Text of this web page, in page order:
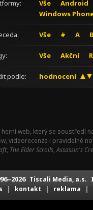
Vše Android
Windows
Vše # A B
Vše Akční
podle: hodnocení
herní web, který se soustředí
videorecenze i pravidelné
, The Elder Scrolls,Assassin's
Tiscali Media, a.s.
| kontakt | reklama |